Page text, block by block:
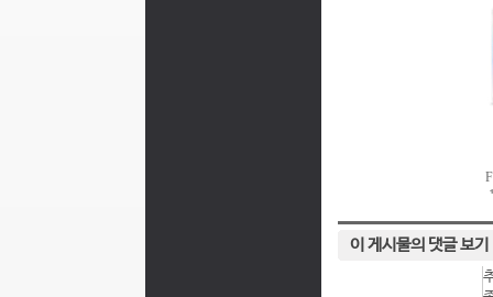
이 게시물의 댓글 보기